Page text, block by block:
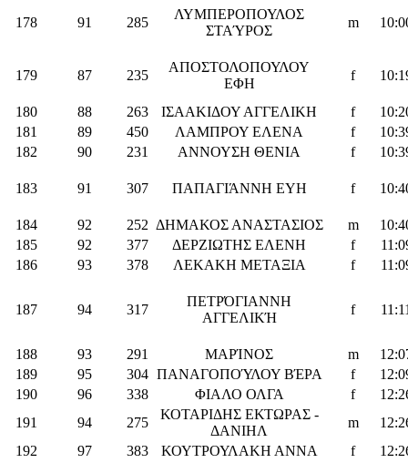
178 91 285
ΛΥΜΠΕΡΟΠΟΥΛΟΣ
ΣΤΑΎΡΟΣ
m
179 87 235
ΑΠΟΣΤΟΛΟΠΟΥΛΟΥ
ΕΦΗ
f
180 88 263 ΙΣΑΑΚΙΔΟΥ ΑΓΓΕΛΙΚΗ f
181
89 450 ΛΑΜΠΡΟΥ ΕΛΕΝΑ f
182
90 231 ΑΝΝΟΥΣΗ ΘΕΝΙΑ f
183 91 307 ΠΑΠΑΓΙΆΝΝΗ ΕΥΗ f
184 92 252 ΔΗΜΑΚΟΣ ΑΝΑΣΤΑΣΙΟΣ m
185
92 377 ΔΕΡΖΙΩΤΗΣ ΕΛΕΝΗ f
186
93 378 ΛΕΚΑΚΗ ΜΕΤΑΞΙΑ f
187 94 317
ΠΕΤΡΌΓΙΑΝΝΗ
ΑΓΓΕΛΙΚΉ
f
188 93 291 ΜΑΡΊΝΟΣ m
189
95 304 ΠΑΝΑΓΟΠΟΎΛΟΥ ΒΈΡΑ f
190
96 338 ΦΙΑΛΟ ΟΛΓΑ f
191
94 275
ΚΟΤΑΡΙΔΗΣ ΕΚΤΩΡΑΣ -
ΔΑΝΙΗΛ
m
192
97 383 ΚΟΥΤΡΟΥΛΑΚΗ ΑΝΝΑ f